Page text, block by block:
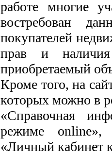
работе многие
востребован
покупателей
прав и
приобретаемый
Кроме того, на
которых можно в
«Справочная
режиме online»,
«Личный кабинет